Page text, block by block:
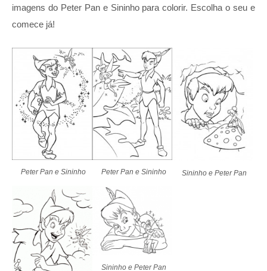
imagens do Peter Pan e Sininho para colorir. Escolha o seu e
comece já!
Peter Pan e Sininho Peter Pan e Sininho Sininho e Peter Pan
Sininho e Peter Pan